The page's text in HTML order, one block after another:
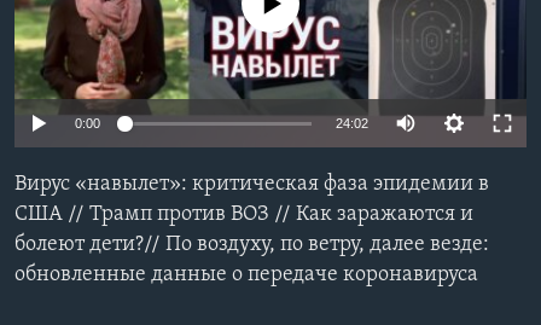
Learning English
СОЦИАЛЬНЫЕ СЕТИ
Языки
No media source currently available
0:00 24:02
Вирус «навылет»: критическая фаза эпидемии в
США // Трамп против ВОЗ // Как заражаются и
болеют дети?// По воздуху, по ветру, далее везде:
обновленные данные о передаче коронавируса